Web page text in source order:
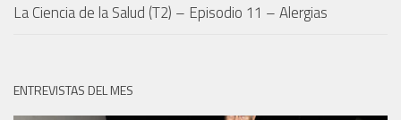
La Ciencia de la Salud (T2) – Episodio 11 – Alergias
ENTREVISTAS DEL MES